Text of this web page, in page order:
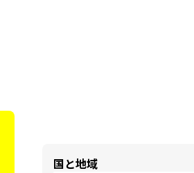
国と地域